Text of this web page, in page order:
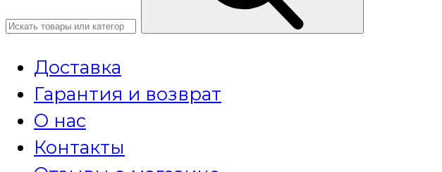
Доставка
Гарантия и возврат
О нас
Контакты